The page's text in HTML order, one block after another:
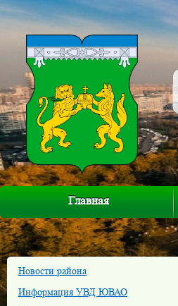
Главная
Новости района
Информация УВД ЮВАО